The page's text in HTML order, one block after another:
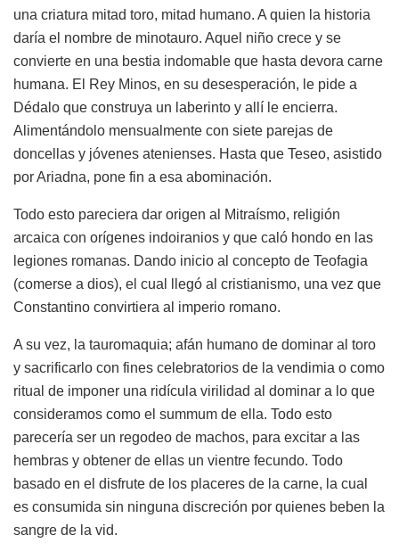
una criatura mitad toro, mitad humano. A quien la historia
daría el nombre de minotauro. Aquel niño crece y se
convierte en una bestia indomable que hasta devora carne
humana. El Rey Minos, en su desesperación, le pide a
Dédalo que construya un laberinto y allí le encierra.
Alimentándolo mensualmente con siete parejas de
doncellas y jóvenes atenienses. Hasta que Teseo, asistido
por Ariadna, pone fin a esa abominación.
Todo esto pareciera dar origen al Mitraísmo, religión
arcaica con orígenes indoiranios y que caló hondo en las
legiones romanas. Dando inicio al concepto de Teofagia
(comerse a dios), el cual llegó al cristianismo, una vez que
Constantino convirtiera al imperio romano.
A su vez, la tauromaquia; afán humano de dominar al toro
y sacrificarlo con fines celebratorios de la vendimia o como
ritual de imponer una ridícula virilidad al dominar a lo que
consideramos como el summum de ella. Todo esto
parecería ser un regodeo de machos, para excitar a las
hembras y obtener de ellas un vientre fecundo. Todo
basado en el disfrute de los placeres de la carne, la cual
es consumida sin ninguna discreción por quienes beben la
sangre de la vid.